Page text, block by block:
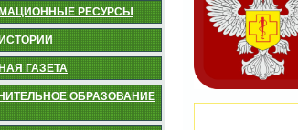
РЕСУРСЫ
ГАЗЕТА
ОБРАЗОВАНИЕ